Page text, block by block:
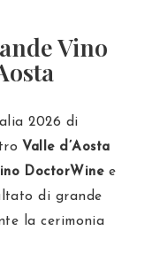
Vino
2026 di
Valle d’Aosta
DoctorWinee
di grande
la cerimonia